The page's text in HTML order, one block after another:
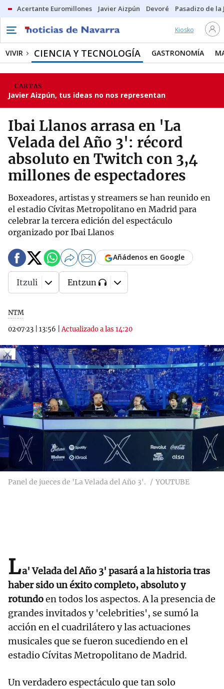
Acertante Euromillones Javier Aizpún Devoré Pasadizo de la
Kiosko
VIVIR CIENCIA Y TECNOLOGÍA GASTRONOMÍA
CARTAS
Javier Aizpún, tus ideas no nos representan
Ibai Llanos arrasa en 'La
Velada del Año 3': récord
absoluto en Twitch con 3,4
millones de espectadores
Boxeadores, artistas y streamers se han reunido en
el estadio Cívitas Metropolitano en Madrid para
celebrar la tercera edición del espectáculo
organizado por Ibai Llanos
NTM
02·07·23
13:56 |Actualizado a las 14:20
Añádenos en Google
Itzuli Entzun
Panel de jueces de 'La Velada del Año 3'. YOUTUBE
La' Velada del Año 3' pasará a la historia tras
haber sido un éxito completo, absoluto y
rotundoen todos los aspectos. A la presencia de
grandes invitados y 'celebrities', se sumó la
acción en el cuadrilátero y las actuaciones
musicales que se fueron sucediendo en el
estadio Cívitas Metropolitano de Madrid.
Un verdadero espectáculo que tan solo